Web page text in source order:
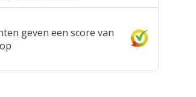
geven een score van